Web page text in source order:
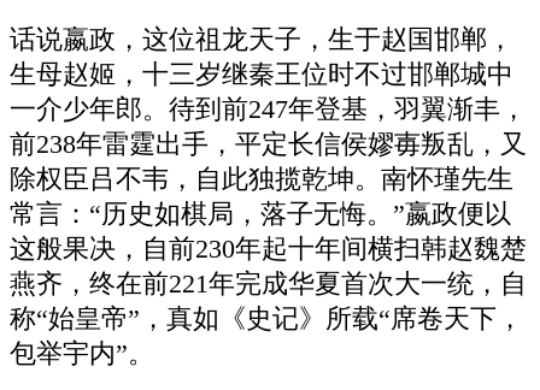
话说嬴政，这位祖龙天子，生于赵国邯郸，
生母赵姬，十三岁继秦王位时不过邯郸城中
一介少年郎。待到前247年登基，羽翼渐丰，
前238年雷霆出手，平定长信侯嫪毐叛乱，又
除权臣吕不韦，自此独揽乾坤。南怀瑾先生
常言：“历史如棋局，落子无悔。”嬴政便以
这般果决，自前230年起十年间横扫韩赵魏楚
燕齐，终在前221年完成华夏首次大一统，自
称“始皇帝”，真如《史记》所载“席卷天下，
包举宇内”。